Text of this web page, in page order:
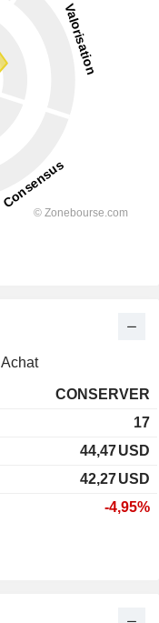
Achat
CONSERVER
17
44,47USD
42,27USD
-4,95%